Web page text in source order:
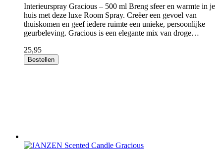
Interieurspray Gracious – 500 ml Breng sfeer en warmte in je
huis met deze luxe Room Spray. Creëer een gevoel van
thuiskomen en geef iedere ruimte een unieke, persoonlijke
geurbeleving. Gracious is een elegante mix van droge…
25,95
Bestellen